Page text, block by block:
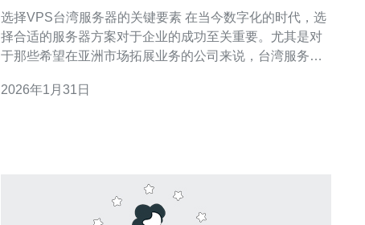
选择VPS台湾服务器的关键要素 在当今数字化的时代，选
择合适的服务器方案对于企业的成功至关重要。尤其是对
于那些希望在亚洲市场拓展业务的公司来说，台湾服务器
文中，我们将探讨如何选择最适合你的VPS台湾服务器方
2026年1月31日